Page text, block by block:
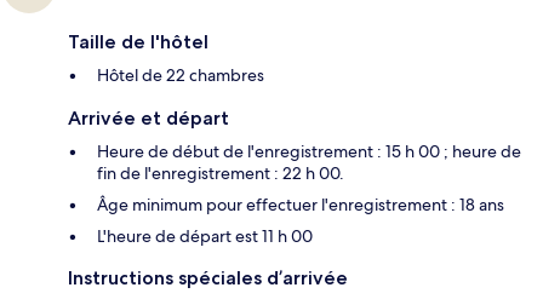
Taille de l'hôtel
Hôtel de 22 chambres
Arrivée et départ
Heure de début de l'enregistrement : 15 h 00 ; heure de
fin de l'enregistrement : 22 h 00.
Âge minimum pour effectuer l'enregistrement : 18 ans
L'heure de départ est 11 h 00
Instructions spéciales d’arrivée